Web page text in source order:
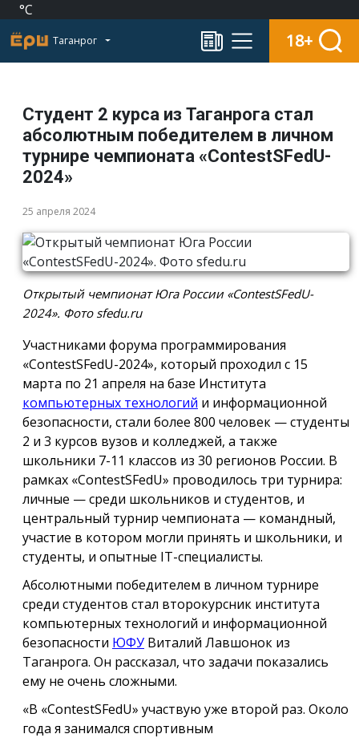
°C
Таганрог 18+
Студент 2 курса из Таганрога стал
абсолютным победителем в личном
турнире чемпионата «ContestSFedU-
2024»
25 апреля 2024
Открытый чемпионат Юга России «ContestSFedU-
2024». Фото sfedu.ru
Участниками форума программирования
«ContestSFedU-2024», который проходил с 15
марта по 21 апреля на базе Института
компьютерных технологий и информационной
безопасности, стали более 800 человек — студенты
2 и 3 курсов вузов и колледжей, а также
школьники 7-11 классов из 30 регионов России. В
рамках «ContestSFedU» проводилось три турнира:
личные — среди школьников и студентов, и
центральный турнир чемпионата — командный,
участие в котором могли принять и школьники, и
студенты, и опытные IT-специалисты.
Абсолютными победителем в личном турнире
среди студентов стал второкурсник института
компьютерных технологий и информационной
безопасности ЮФУ Виталий Лавшонок из
Таганрога. Он рассказал, что задачи показались
ему не очень сложными.
«В «ContestSFedU» участвую уже второй раз. Около
года я занимался спортивным